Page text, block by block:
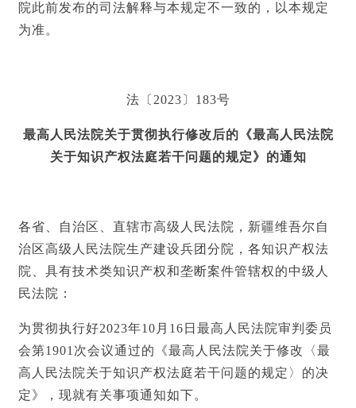
院此前发布的司法解释与本规定不一致的，以本规定
为准。
法〔2023〕183号
最高人民法院关于贯彻执行修改后的《最高人民法院
关于知识产权法庭若干问题的规定》的通知
各省、自治区、直辖市高级人民法院，新疆维吾尔自
治区高级人民法院生产建设兵团分院，各知识产权法
院、具有技术类知识产权和垄断案件管辖权的中级人
民法院：
为贯彻执行好2023年10月16日最高人民法院审判委员
会第1901次会议通过的《最高人民法院关于修改〈最
高人民法院关于知识产权法庭若干问题的规定〉的决
定》，现就有关事项通知如下。